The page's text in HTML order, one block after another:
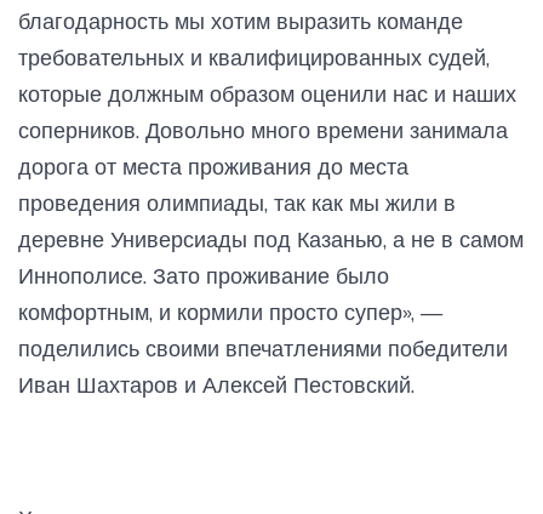
благодарность мы хотим выразить команде
требовательных и квалифицированных судей,
которые должным образом оценили нас и наших
соперников. Довольно много времени занимала
дорога от места проживания до места
проведения олимпиады, так как мы жили в
деревне Универсиады под Казанью, а не в самом
Иннополисе. Зато проживание было
комфортным, и кормили просто супер», —
поделились своими впечатлениями победители
Иван Шахтаров и Алексей Пестовский.